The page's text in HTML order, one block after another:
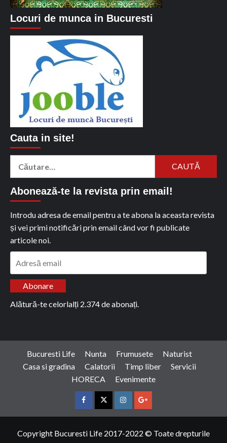
Locuri de munca in Bucuresti
Cauta in site!
Abonează-te la revista prin email!
Introdu adresa de email pentru a te abona la aceasta revista
și vei primi notificări prin email când vor fi publicate
articole noi.
Abonare
Alătură-te celorlalți 2.374 de abonați.
Bucuresti Life Nunta Frumusete
Naturist
Casa si gradina
Calatorii Timp liber
Servicii
HORECA
Evenimente
FacebookTwitterInstagramGoogle
Copyright Bucuresti Life 2017-2022 © Toate drepturile